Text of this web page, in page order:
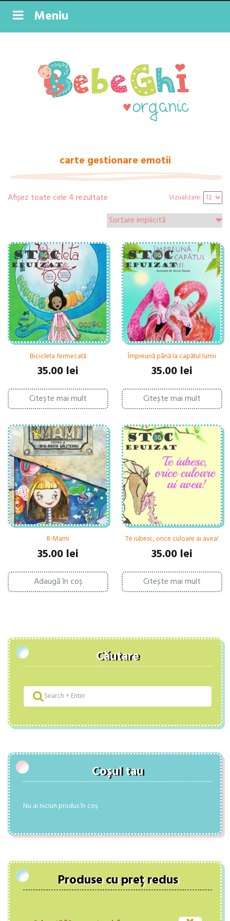
Meniu
carte gestionare emotii
Afișez toate cele 4 rezultate Vizualizare:
Bicicleta fermecată
35.00 lei
Citește mai mult
Împreună până la capătul lumii
35.00 lei
Citește mai mult
R-Mami
35.00 lei
Adaugă în coș
Te iubesc, orice culoare ai avea!
35.00 lei
Citește mai mult
Căutare
Coșul tau
Nu ai niciun produs în coș.
Produse cu preț redus